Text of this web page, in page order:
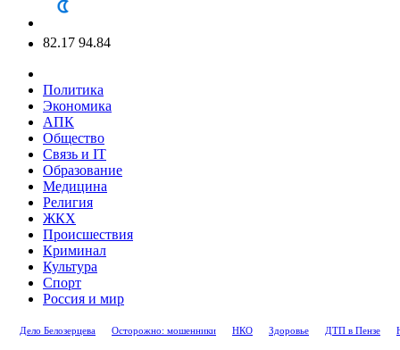
82.17 94.84
Политика
Экономика
АПК
Общество
Связь и IT
Образование
Медицина
Религия
ЖКХ
Происшествия
Криминал
Культура
Спорт
Россия и мир
Дело Белозерцева Осторожно: мошенники НКО Здоровье ДТП в Пензе